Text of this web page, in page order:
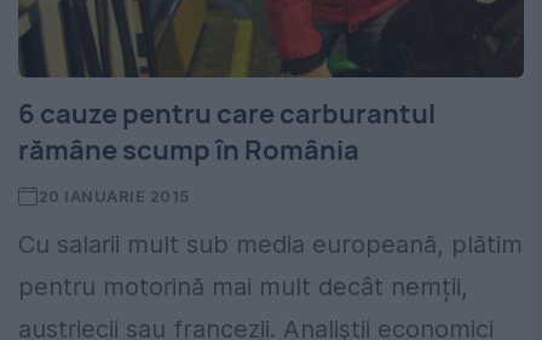
6 cauze pentru care carburantul
rămâne scump în România
20 IANUARIE 2015
Cu salarii mult sub media europeană, plătim
pentru motorină mai mult decât nemții,
austriecii sau francezii. Analiștii economici